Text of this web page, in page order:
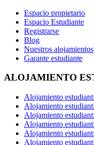
Espacio propietario
Espacio Estudiante
Registrarse
Blog
Nuestros alojamientos
Garante estudiante
ALOJAMIENTO
Alojamiento
Alojamiento
Alojamiento
Alojamiento
Alojamiento
Alojamiento